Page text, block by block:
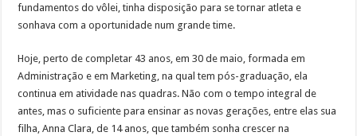
fundamentos do vôlei, tinha disposição para se tornar atleta e
sonhava com a oportunidade num grande time.
Hoje, perto de completar 43 anos, em 30 de maio, formada em
Administração e em Marketing, na qual tem pós-graduação, ela
continua em atividade nas quadras. Não com o tempo integral de
antes, mas o suficiente para ensinar as novas gerações, entre elas sua
filha, Anna Clara, de 14 anos, que também sonha crescer na